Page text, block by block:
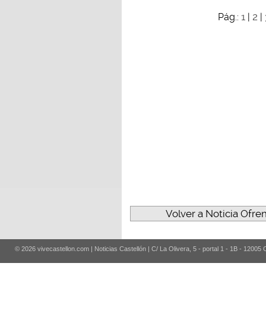
Pág.: 1 | 2 |
Volver a Noticia
© 2026 vivecastellon.com | Noticias Castellón | C/ La Olivera, 5 - portal 1 - 1B - 12005